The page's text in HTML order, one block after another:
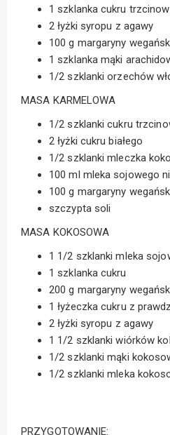
1 szklanka cukru
2 łyżki syropu z agawy
100 g margaryny
1 szklanka mąki
1/2 szklanki orzechów
MASA KARMELOWA
1/2 szklanki cukru
2 łyżki cukru białego
1/2 szklanki mleczka
100 ml mleka sojowego
100 g margaryny
szczypta soli
MASA KOKOSOWA
1 1/2 szklanki mleka
1 szklanka cukru
200 g margaryny
1 łyżeczka cukru z
2 łyżki syropu z agawy
1 1/2 szklanki wiórków
1/2 szklanki mąki
1/2 szklanki mleka
PRZYGOTOWANIE: